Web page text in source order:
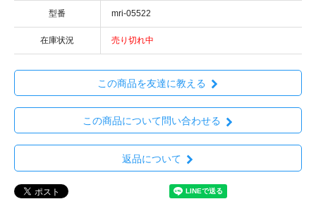
型番 mri-05522
在庫状況 売り切れ中
この商品を友達に教える
この商品について問い合わせる
返品について